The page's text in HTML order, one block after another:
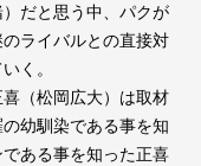
だと思う中、パクが
ライバルとの直接対
く。
（松岡広大）は取材
幼馴染である事を知
ある事を知った正喜